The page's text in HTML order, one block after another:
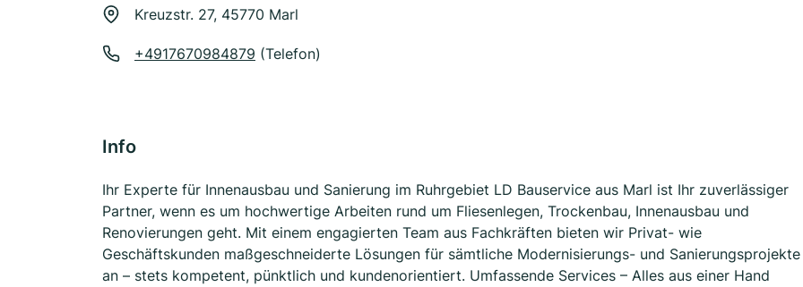
Kreuzstr. 27, 45770 Marl
+4917670984879 (Telefon)
Info
Ihr Experte für Innenausbau und Sanierung im Ruhrgebiet LD Bauservice aus Marl ist Ihr zuverlässiger
Partner, wenn es um hochwertige Arbeiten rund um Fliesenlegen, Trockenbau, Innenausbau und
Renovierungen geht. Mit einem engagierten Team aus Fachkräften bieten wir Privat- wie
Geschäftskunden maßgeschneiderte Lösungen für sämtliche Modernisierungs- und Sanierungsprojekte
an – stets kompetent, pünktlich und kundenorientiert. Umfassende Services – Alles aus einer Hand